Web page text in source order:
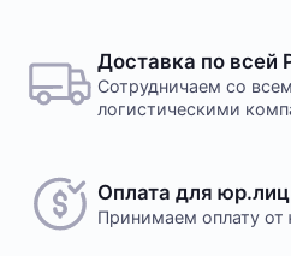
Доставка по всей
Сотрудничаем со
логистическими
Оплата для юр.лиц
Принимаем оплату от